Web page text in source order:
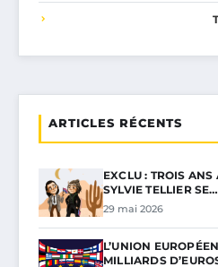
ARTICLES RÉCENTS
EXCLU : TROIS
SYLVIE TELLIER SE…
29 mai 2026
L’UNION
MILLIARDS